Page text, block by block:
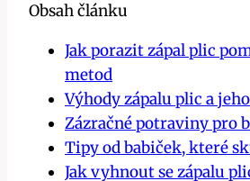
Obsah článku
Jak porazit zápal plic
metod
Výhody zápalu plic a
Zázračné potraviny pro
Tipy od babiček, které
Jak vyhnout se zápalu